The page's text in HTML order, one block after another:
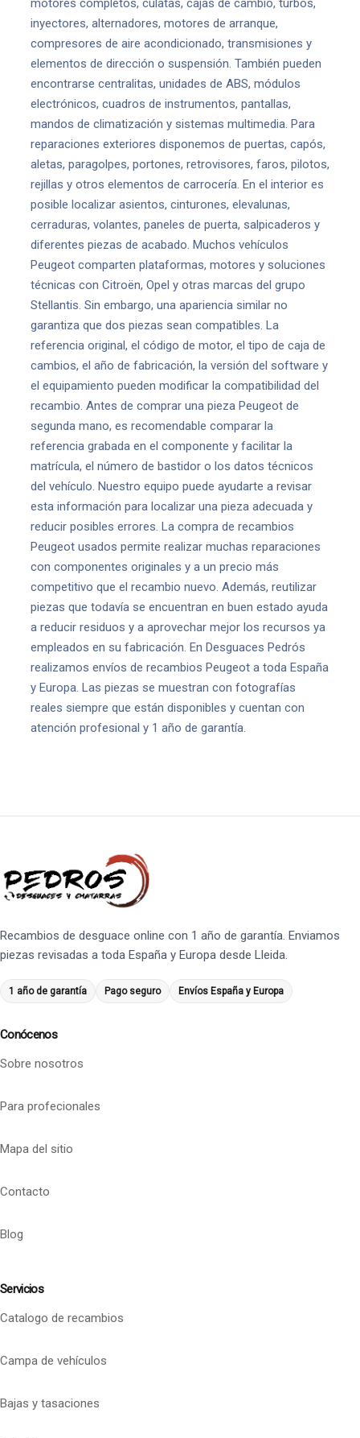
motores completos, culatas, cajas de cambio, turbos,
inyectores, alternadores, motores de arranque,
compresores de aire acondicionado, transmisiones y
elementos de dirección o suspensión. También pueden
encontrarse centralitas, unidades de ABS, módulos
electrónicos, cuadros de instrumentos, pantallas,
mandos de climatización y sistemas multimedia. Para
reparaciones exteriores disponemos de puertas, capós,
aletas, paragolpes, portones, retrovisores, faros, pilotos,
rejillas y otros elementos de carrocería. En el interior es
posible localizar asientos, cinturones, elevalunas,
cerraduras, volantes, paneles de puerta, salpicaderos y
diferentes piezas de acabado. Muchos vehículos
Peugeot comparten plataformas, motores y soluciones
técnicas con Citroën, Opel y otras marcas del grupo
Stellantis. Sin embargo, una apariencia similar no
garantiza que dos piezas sean compatibles. La
referencia original, el código de motor, el tipo de caja de
cambios, el año de fabricación, la versión del software y
el equipamiento pueden modificar la compatibilidad del
recambio. Antes de comprar una pieza Peugeot de
segunda mano, es recomendable comparar la
referencia grabada en el componente y facilitar la
matrícula, el número de bastidor o los datos técnicos
del vehículo. Nuestro equipo puede ayudarte a revisar
esta información para localizar una pieza adecuada y
reducir posibles errores. La compra de recambios
Peugeot usados permite realizar muchas reparaciones
con componentes originales y a un precio más
competitivo que el recambio nuevo. Además, reutilizar
piezas que todavía se encuentran en buen estado ayuda
a reducir residuos y a aprovechar mejor los recursos ya
empleados en su fabricación. En Desguaces Pedrós
realizamos envíos de recambios Peugeot a toda España
y Europa. Las piezas se muestran con fotografías
reales siempre que están disponibles y cuentan con
atención profesional y 1 año de garantía.
Recambios de desguace online con 1 año de garantía. Enviamos
piezas revisadas a toda España y Europa desde Lleida.
1 año de garantía Pago seguro Envíos España y Europa
Conócenos
Sobre nosotros
Para profecionales
Mapa del sitio
Contacto
Blog
Servicios
Catalogo de recambios
Campa de vehículos
Bajas y tasaciones